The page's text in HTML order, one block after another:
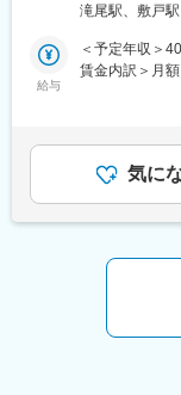
技術者として
ネージャーや
- 半導体や自
- 新技術やIoT
つ方
変更の範囲：
■採用背景：
当社は1979年
スダック証券
りました。現
発エンジニアを
■業務内容：
す。具体的に
- 半導体製造
- 新技術の研究
- ロボット関
- FIGグループ
滝尾駅、敷戸
給与
＜予定年収＞
賃金内訳＞月
す。月給(月額
気に